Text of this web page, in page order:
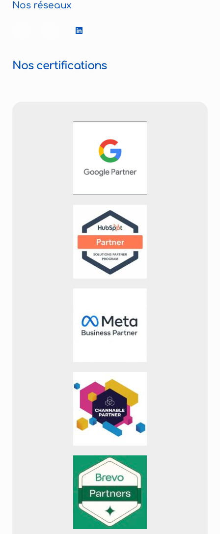
Nos réseaux
Nos certifications